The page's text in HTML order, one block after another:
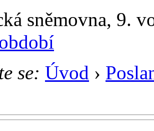
sněmovna, 9.
se: Úvod ›